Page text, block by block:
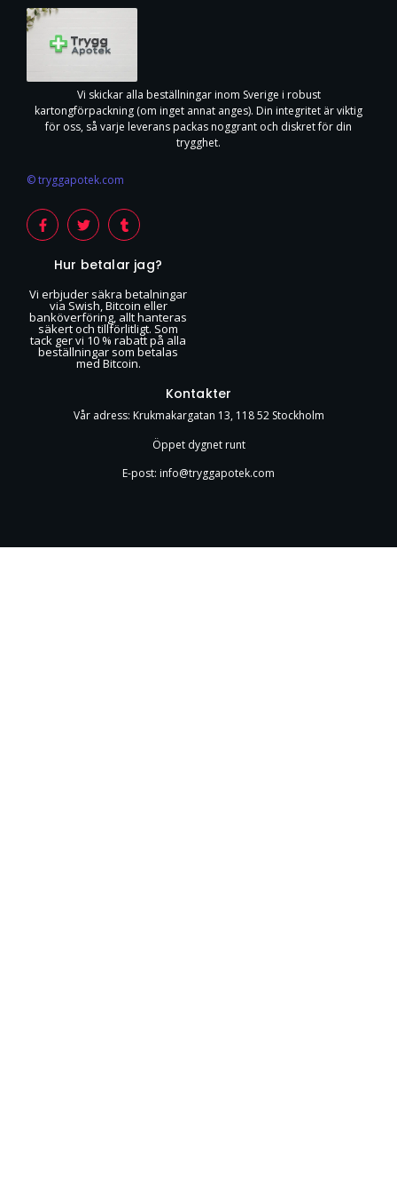
Vi skickar alla beställningar inom Sverige i robust
kartongförpackning (om inget annat anges). Din integritet är viktig
för oss, så varje leverans packas noggrant och diskret för din
trygghet.
© tryggapotek.com
Hur betalar jag?
Vi erbjuder säkra betalningar
via Swish, Bitcoin eller
banköverföring, allt hanteras
säkert och tillförlitligt. Som
tack ger vi 10 % rabatt på alla
beställningar som betalas
med Bitcoin.
Kontakter
Vår adress: Krukmakargatan 13, 118 52 Stockholm
Öppet dygnet runt
E-post: info@tryggapotek.com